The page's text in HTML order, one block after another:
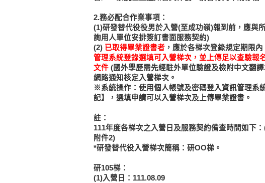
2.務必配合作業事項：
(1)研發替代役役男於入營(至成功嶺)報到前，應與
詢用人單位安排簽訂書面服務契約)
(2) 已取得畢業證書者 ，應於各梯次登錄規定期限
管理系統登錄選填可入營梯次，並上傳足以查驗報
文件 (國外學歷需先經駐外單位驗證及檢附中文翻
網路通知核定入營梯次。
※系統操作：使用個人帳號及密碼登入資訊管理系
記】，選填申請可以入營梯次及上傳畢業證書。
註：
111年度各梯次之入營日及服務契約備查時間如下
附件2)
*研發替代役入營梯次簡稱：研OO梯。
研105梯：
(1)入營日：111.08.09